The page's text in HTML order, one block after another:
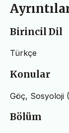
Birincil Dil
Türkçe
Konular
Göç, Sosyoloji
Bölüm